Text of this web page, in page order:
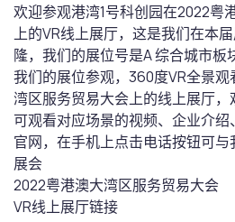
欢迎参观港湾1号科创园在2022粤
上的VR线上展厅，这是我们在本
隆，我们的展位号是A 综合城市板
我们的展位参观，360度VR全景
湾区服务贸易大会上的线上展厅
可观看对应场景的视频、企业介
官网，在手机上点击电话按钮可与
展会
2022粤港澳大湾区服务贸易大会
VR线上展厅链接